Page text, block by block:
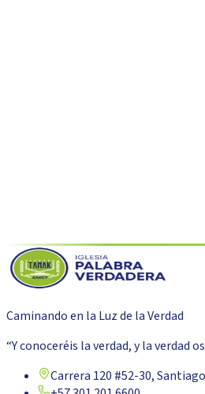
Caminando en la Luz de la Verdad
“Y conoceréis la verdad, y la verdad
Carrera 120 #52-30,